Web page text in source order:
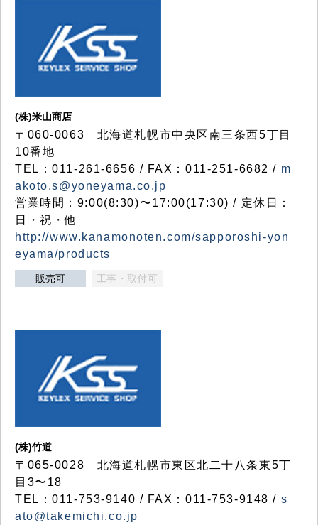
(株)米山商店
〒060-0063 北海道札幌市中央区南三条西5丁目
10番地
TEL：011-261-6656 / FAX：011-251-6682 / m
akoto.s@yoneyama.co.jp
営業時間：9:00(8:30)〜17:00(17:30) / 定休日：
日・祝・他
http://www.kanamonoten.com/sapporoshi-yon
eyama/products
販売可 工事・取付可
(株)竹道
〒065-0028 北海道札幌市東区北二十八条東5丁
目3〜18
TEL：011-753-9140 / FAX：011-753-9148 / s
ato@takemichi.co.jp